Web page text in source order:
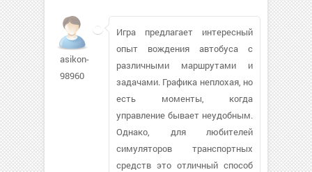
asikon-
98960
Игра предлагает интересный
опыт вождения автобуса с
различными маршрутами и
задачами. Графика неплохая, но
есть моменты, когда
управление бывает неудобным.
Однако, для любителей
симуляторов транспортных
средств это отличный способ